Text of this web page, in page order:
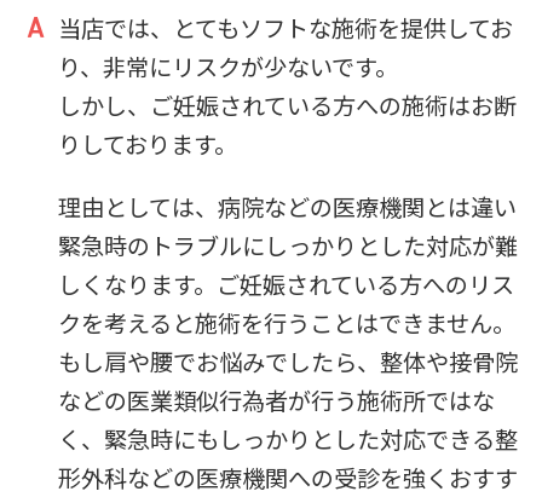
当店では、とてもソフトな施術を提供してお
り、非常にリスクが少ないです。
しかし、ご妊娠されている方への施術はお断
りしております。
理由としては、病院などの医療機関とは違い
緊急時のトラブルにしっかりとした対応が難
しくなります。ご妊娠されている方へのリス
クを考えると施術を行うことはできません。
もし肩や腰でお悩みでしたら、整体や接骨院
などの医業類似行為者が行う施術所ではな
く、緊急時にもしっかりとした対応できる整
形外科などの医療機関への受診を強くおすす